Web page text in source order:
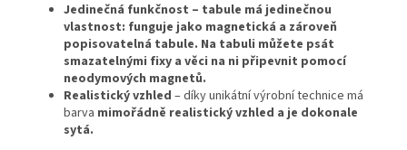
Jedinečná funkčnost – tabule má jedinečnou
vlastnost: funguje jako magnetická a zároveň
popisovatelná tabule. Na tabuli můžete psát
smazatelnými fixy a věci na ni připevnit pomocí
neodymových magnetů.
Realistický vzhled – díky unikátní výrobní technice má
barva mimořádně realistický vzhled a je dokonale
sytá.